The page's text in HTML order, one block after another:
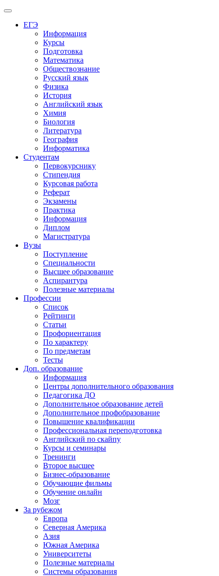
Меню
ЕГЭ
Информация
Курсы
Подготовка
Математика
Обществознание
Русский язык
Физика
История
Английский язык
Химия
Биология
Литература
География
Информатика
Студентам
Первокурснику
Стипендия
Курсовая работа
Реферат
Экзамены
Практика
Информация
Диплом
Магистратура
Вузы
Поступление
Специальности
Высшее образование
Аспирантура
Полезные материалы
Профессии
Список
Рейтинги
Статьи
Профориентация
По характеру
По предметам
Тесты
Доп. образование
Информация
Центры дополнительного образования
Педагогика ДО
Дополнительное образование детей
Дополнительное профобразование
Повышение квалификации
Профессиональная переподготовка
Английский по скайпу
Курсы и семинары
Тренинги
Второе высшее
Бизнес-образование
Обучающие фильмы
Обучение онлайн
Мозг
За рубежом
Европа
Северная Америка
Азия
Южная Америка
Университеты
Полезные материалы
Системы образования